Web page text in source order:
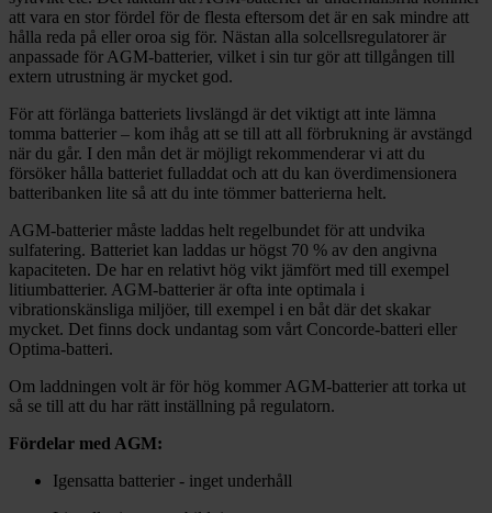
att vara en stor fördel för de flesta eftersom det är en sak mindre att
hålla reda på eller oroa sig för. Nästan alla solcellsregulatorer är
anpassade för AGM-batterier, vilket i sin tur gör att tillgången till
extern utrustning är mycket god.
För att förlänga batteriets livslängd är det viktigt att inte lämna
tomma batterier – kom ihåg att se till att all förbrukning är avstängd
när du går. I den mån det är möjligt rekommenderar vi att du
försöker hålla batteriet fulladdat och att du kan överdimensionera
batteribanken lite så att du inte tömmer batterierna helt.
AGM-batterier måste laddas helt regelbundet för att undvika
sulfatering. Batteriet kan laddas ur högst 70 % av den angivna
kapaciteten. De har en relativt hög vikt jämfört med till exempel
litiumbatterier. AGM-batterier är ofta inte optimala i
vibrationskänsliga miljöer, till exempel i en båt där det skakar
mycket. Det finns dock undantag som vårt Concorde-batteri eller
Optima-batteri.
Om laddningen volt är för hög kommer AGM-batterier att torka ut
så se till att du har rätt inställning på regulatorn.
Fördelar med AGM:
Igensatta batterier - inget underhåll